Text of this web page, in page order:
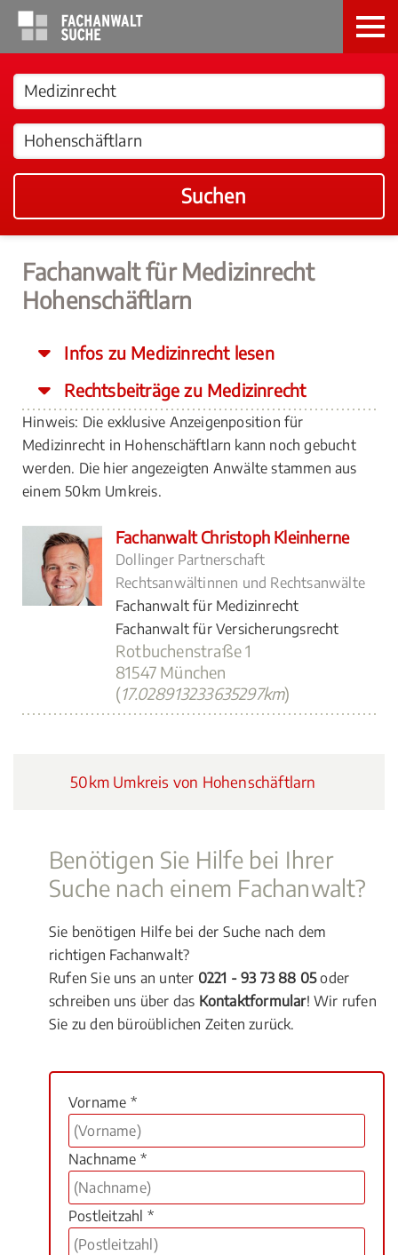
Suchen
Fachanwalt für Medizinrecht
Hohenschäftlarn
Infos zu Medizinrecht lesen
Rechtsbeiträge zu Medizinrecht
Hinweis: Die exklusive Anzeigenposition für
Medizinrecht in Hohenschäftlarn kann noch gebucht
werden. Die hier angezeigten Anwälte stammen aus
einem 50km Umkreis.
Fachanwalt Christoph Kleinherne
Dollinger Partnerschaft
Rechtsanwältinnen und Rechtsanwälte
Fachanwalt für Medizinrecht
Fachanwalt für Versicherungsrecht
Rotbuchenstraße 1
81547 München
(17.028913233635297km)
50km Umkreis von Hohenschäftlarn
Benötigen Sie Hilfe bei Ihrer
Suche nach einem Fachanwalt?
Sie benötigen Hilfe bei der Suche nach dem
richtigen Fachanwalt?
Rufen Sie uns an unter 0221 - 93 73 88 05oder
schreiben uns über das Kontaktformular! Wir rufen
Sie zu den büroüblichen Zeiten zurück.
Vorname *
Nachname *
Postleitzahl *